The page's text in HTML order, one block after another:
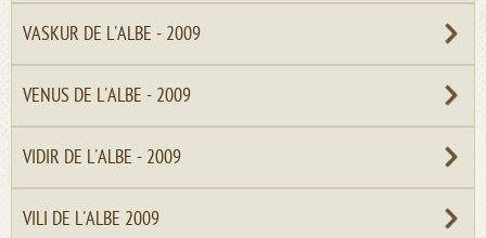
VASKUR DE L'ALBE - 2009
VENUS DE L'ALBE - 2009
VIDIR DE L'ALBE - 2009
VILI DE L'ALBE 2009